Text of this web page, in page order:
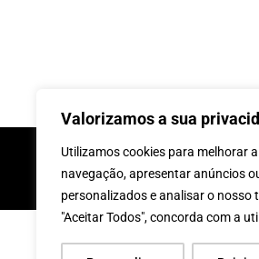
Valorizamos a sua
Utilizamos cookies para melhorar
navegação, apresentar anúncios
personalizados e analisar o nosso
"Aceitar Todos", concorda com a